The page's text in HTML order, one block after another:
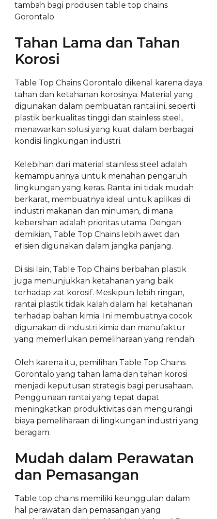
tambah bagi produsen table top chains
Gorontalo.
Tahan Lama dan Tahan
Korosi
Table Top Chains Gorontalo dikenal karena daya
tahan dan ketahanan korosinya. Material yang
digunakan dalam pembuatan rantai ini, seperti
plastik berkualitas tinggi dan stainless steel,
menawarkan solusi yang kuat dalam berbagai
kondisi lingkungan industri.
Kelebihan dari material stainless steel adalah
kemampuannya untuk menahan pengaruh
lingkungan yang keras. Rantai ini tidak mudah
berkarat, membuatnya ideal untuk aplikasi di
industri makanan dan minuman, di mana
kebersihan adalah prioritas utama. Dengan
demikian, Table Top Chains lebih awet dan
efisien digunakan dalam jangka panjang.
Di sisi lain, Table Top Chains berbahan plastik
juga menunjukkan ketahanan yang baik
terhadap zat korosif. Meskipun lebih ringan,
rantai plastik tidak kalah dalam hal ketahanan
terhadap bahan kimia. Ini membuatnya cocok
digunakan di industri kimia dan manufaktur
yang memerlukan pemeliharaan yang rendah.
Oleh karena itu, pemilihan Table Top Chains
Gorontalo yang tahan lama dan tahan korosi
menjadi keputusan strategis bagi perusahaan.
Penggunaan rantai yang tepat dapat
meningkatkan produktivitas dan mengurangi
biaya pemeliharaan di lingkungan industri yang
beragam.
Mudah dalam Perawatan
dan Pemasangan
Table top chains memiliki keunggulan dalam
hal perawatan dan pemasangan yang